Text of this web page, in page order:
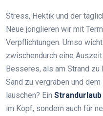
Stress, Hektik und der
Neue jonglieren wir mit
Verpflichtungen. Umso
zwischendurch eine
Besseres, als am Strand zu
Sand zu vergraben und
lauschen? Ein Strandurlaub
im Kopf, sondern auch für